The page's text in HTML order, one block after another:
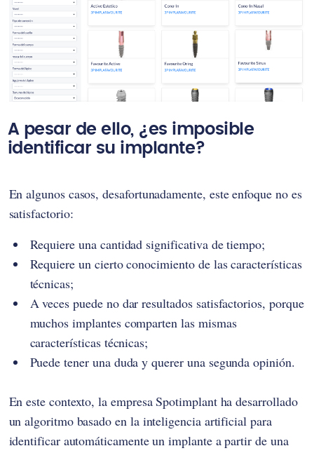
A pesar de ello, ¿es imposible
identificar su implante?
En algunos casos, desafortunadamente, este enfoque no es
satisfactorio:
Requiere una cantidad significativa de tiempo;
Requiere un cierto conocimiento de las características
técnicas;
A veces puede no dar resultados satisfactorios, porque
muchos implantes comparten las mismas
características técnicas;
Puede tener una duda y querer una segunda opinión.
En este contexto, la empresa Spotimplant ha desarrollado
un algoritmo basado en la inteligencia artificial para
identificar automáticamente un implante a partir de una